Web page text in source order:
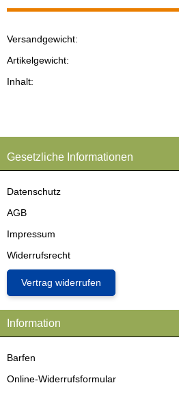
Produkteigenschaft
Wert
Versandgewicht:
Artikelgewicht:
Inhalt:
Gesetzliche Informationen
Datenschutz
AGB
Impressum
Widerrufsrecht
Vertrag widerrufen
Information
Barfen
Online-Widerrufsformular